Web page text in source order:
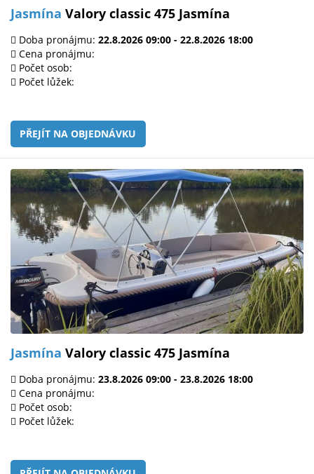
Jasmína Valory classic 475 Jasmína
Doba pronájmu: 22.8.2026 09:00 - 22.8.2026 18:00
Cena pronájmu:
Počet osob:
Počet lůžek:
PŘEJÍT NA OBJEDNÁVKU
Jasmína Valory classic 475 Jasmína
Doba pronájmu: 23.8.2026 09:00 - 23.8.2026 18:00
Cena pronájmu:
Počet osob:
Počet lůžek: